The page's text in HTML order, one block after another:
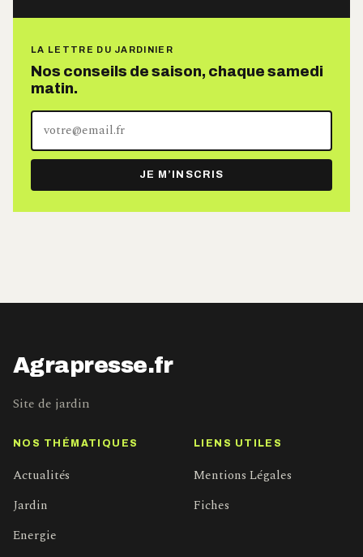
LA LETTRE DU JARDINIER
Nos conseils de saison, chaque samedi
matin.
Votre
adresse
e-
mail
JE M’INSCRIS
Agrapresse.fr
Site de jardin
NOS THÉMATIQUES
Actualités
Jardin
Energie
LIENS UTILES
Mentions Légales
Fiches